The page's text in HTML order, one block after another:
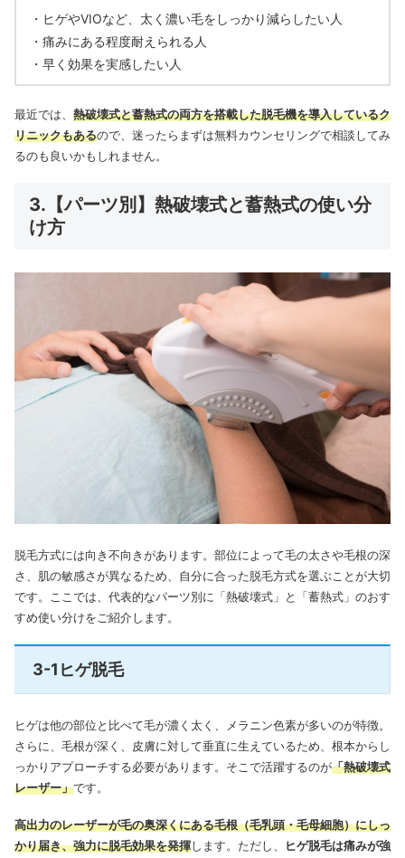
・ヒゲやVIOなど、太く濃い毛をしっかり減らしたい人
・痛みにある程度耐えられる人
・早く効果を実感したい人
最近では、 熱破壊式と蓄熱式の両方を搭載した脱毛機を導入しているク
リニックもあるので、迷ったらまずは無料カウンセリングで相談してみ
るのも良いかもしれません。
3.【パーツ別】熱破壊式と蓄熱式の使い分
け方
脱毛方式には向き不向きがあります。部位によって毛の太さや毛根の深
さ、肌の敏感さが異なるため、自分に合った脱毛方式を選ぶことが大切
です。ここでは、代表的なパーツ別に「熱破壊式」と「蓄熱式」のおす
すめ使い分けをご紹介します。
3-1ヒゲ脱毛
ヒゲは他の部位と比べて毛が濃く太く、メラニン色素が多いのが特徴。
さらに、毛根が深く、皮膚に対して垂直に生えているため、根本からし
っかりアプローチする必要があります。そこで活躍するのが「熱破壊式
レーザー」です。
高出力のレーザーが毛の奥深くにある毛根（毛乳頭・毛母細胞）にしっ
かり届き、強力に脱毛効果を発揮します。ただし、 ヒゲ脱毛は痛みが強